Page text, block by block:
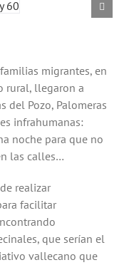
migrantes, en
rural, llegaron a
del Pozo, Palomeras
infrahumanas:
noche para que no
las calles…
realizar
facilitar
que serían el
vallecano que